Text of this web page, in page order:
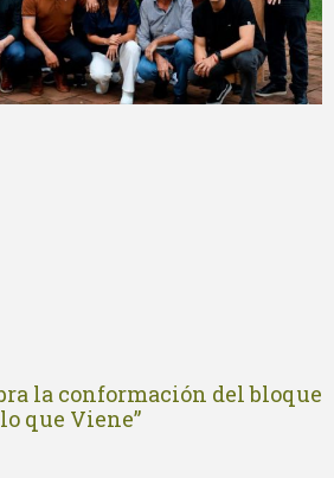
la conformación del bloque
que Viene”